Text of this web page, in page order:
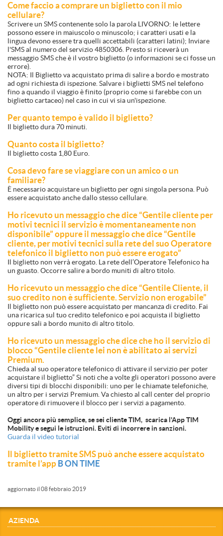
Come faccio a comprare un biglietto con il mio
cellulare?
Scrivere un SMS contenente solo la parola LIVORNO: le lettere
possono essere in maiuscolo o minuscolo; i caratteri usati e la
lingua devono essere tra quelli accettabili (caratteri latini); Inviare
l'SMS al numero del servizio 4850306. Presto si riceverà un
messaggio SMS che è il vostro biglietto (o informazioni se ci fosse un
errore).
NOTA: Il Biglietto va acquistato prima di salire a bordo e mostrato
ad ogni richiesta di ispezione. Salvare i biglietti SMS nel telefono
fino a quando il viaggio è finito (proprio come si farebbe con un
biglietto cartaceo) nel caso in cui vi sia un'ispezione.
Per quanto tempo è valido il biglietto?
Il biglietto dura 70 minuti.
Quanto costa il biglietto?
Il biglietto costa 1,80 Euro.
Cosa devo fare se viaggiare con un amico o un
familiare?
È necessario acquistare un biglietto per ogni singola persona. Può
essere acquistato anche dallo stesso cellulare.
Ho ricevuto un messaggio che dice “Gentile cliente per
motivi tecnici il servizio è momentaneamente non
disponibile” oppure il messaggio che dice “Gentile
cliente, per motivi tecnici sulla rete del suo Operatore
telefonico il biglietto non può essere erogato”
Il biglietto non verrà erogato. La rete dell’Operatore Telefonico ha
un guasto. Occorre salire a bordo muniti di altro titolo.
Ho ricevuto un messaggio che dice “Gentile Cliente, il
suo credito non è sufficiente. Servizio non erogabile”
Il biglietto non può essere acquistato per mancanza di credito. Fai
una ricarica sul tuo credito telefonico e poi acquista il biglietto
oppure sali a bordo munito di altro titolo.
Ho ricevuto un messaggio che dice che ho il servizio di
blocco “Gentile cliente lei non è abilitato ai servizi
Premium.
Chieda al suo operatore telefonico di attivare il servizio per poter
acquistare il biglietto” Si noti che a volte gli operatori possono avere
diversi tipi di blocchi disponibili: uno per le chiamate telefoniche,
un altro per i servizi Premium. Va chiesto al call center del proprio
operatore di rimuovere il blocco per i servizi a pagamento.
Oggi ancora più semplice, se sei cliente TIM, scarica l'App TIM
Mobility e segui le istruzioni. Eviti di incorrere in sanzioni.
Guarda il video tutorial
Il biglietto tramite SMS può anche essere acquistato
tramite l’app B ON TIME
aggiornato il 08 febbraio 2019
AZIENDA